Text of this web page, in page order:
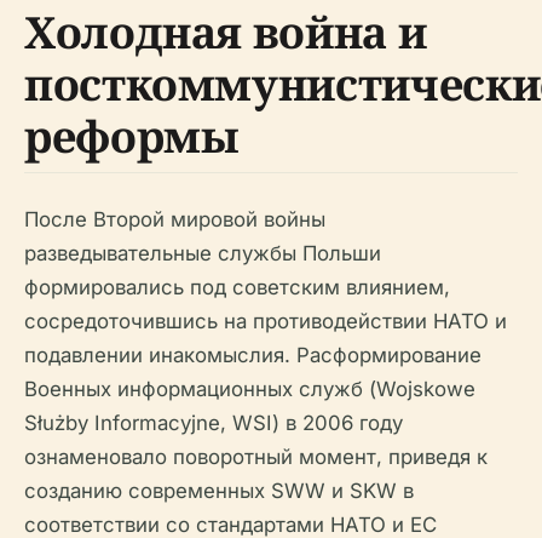
Холодная война и
реформы
После Второй мировой войны
разведывательные службы Польши
формировались под советским влиянием,
сосредоточившись на противодействии НАТО и
подавлении инакомыслия. Расформирование
Военных информационных служб (Wojskowe
Służby Informacyjne, WSI) в 2006 году
ознаменовало поворотный момент, приведя к
созданию современных SWW и SKW в
соответствии со стандартами НАТО и ЕС